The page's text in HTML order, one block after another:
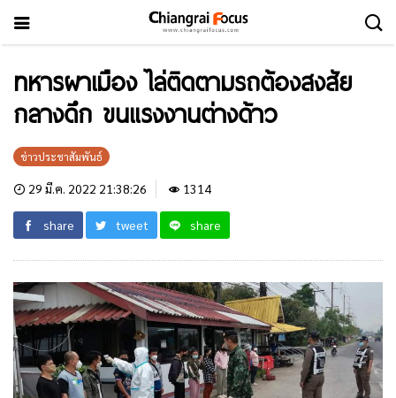
ทหารผาเมือง ไล่ติดตามรถต้องสงสัย
กลางดึก ขนแรงงานต่างด้าว
ข่าวประชาสัมพันธ์
29 มี.ค. 2022 21:38:26 1314
share tweet share